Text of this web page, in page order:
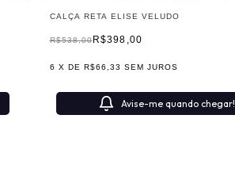
CALÇA RETA ELISE VELUDO
R$398,00
R$538,00
6 X DE R$66,33 SEM JUROS
Avise-me quando chegar!